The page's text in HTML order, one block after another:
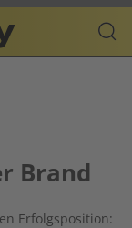
Brand
Erfolgsposition: